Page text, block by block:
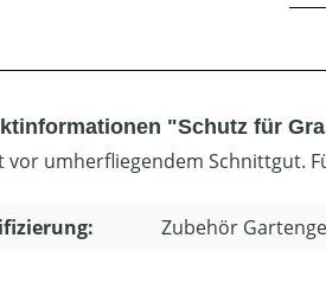
"Schutz für
umherfliegendem Schnittgut. Für
Zubehör